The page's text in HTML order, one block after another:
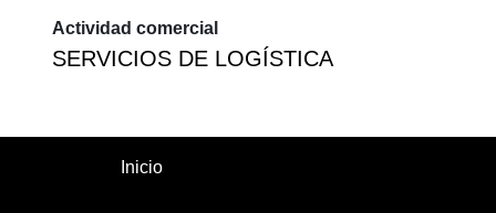
Actividad comercial
SERVICIOS DE LOGÍSTICA
Inicio